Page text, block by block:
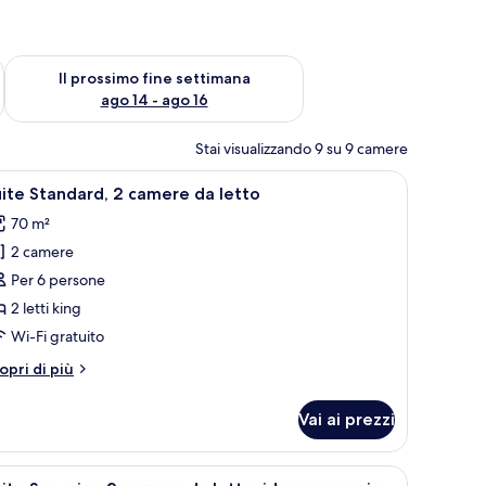
ago 7 - ago 9
Il prossimo fine settimana
ago 14 - ago 16
Verifica la disponibilità per il prossimo fine settimana, ago 14
Stai visualizzando 9 su 9 camere
e vista sull'oceano. Un tavolo rotondo con quattro sedie
16 Standard, 2 camere da letto
70 m²
2 camere
Per 6 persone
2 letti king
Wi-Fi gratuito
di più
Vai ai prezzi
un balcone vista mare e una porta scorrevole in vetro.
Una terrazza sul tetto con poltrone da relax,